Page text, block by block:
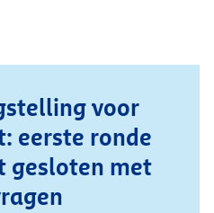
voor
eerste ronde
gesloten met